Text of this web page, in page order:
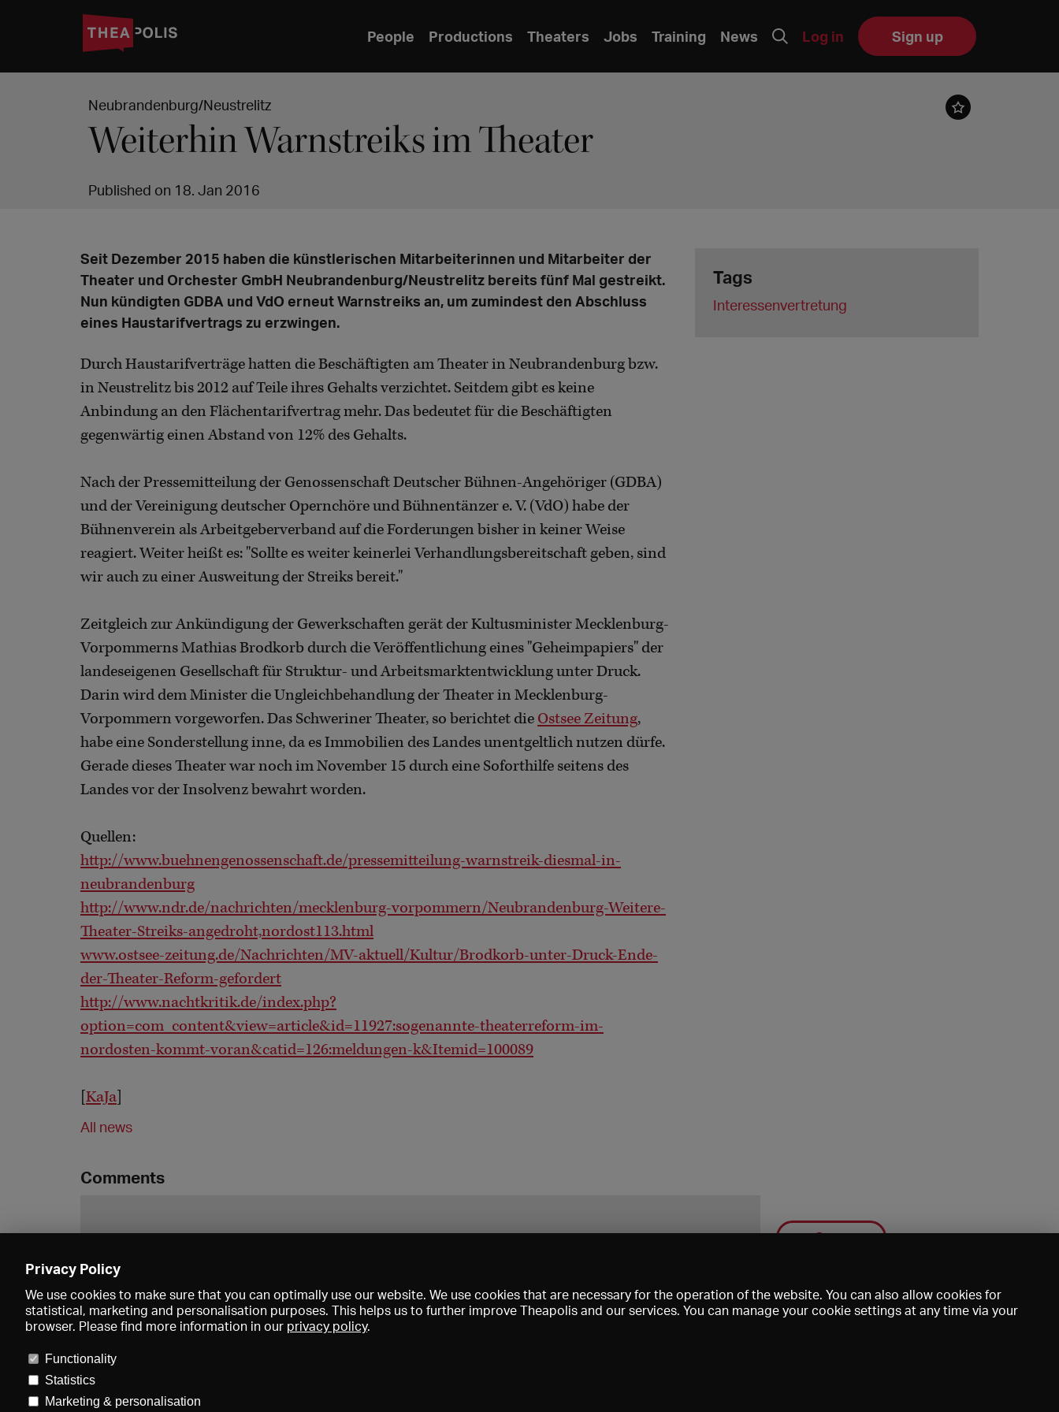
People Productions Theaters Jobs Training News Log in Sign up
Neubrandenburg/Neustrelitz
Weiterhin Warnstreiks im Theater
Published on 18. Jan 2016
Seit Dezember 2015 haben die künstlerischen Mitarbeiterinnen und Mitarbeiter der
Theater und Orchester GmbH Neubrandenburg/Neustrelitz bereits fünf Mal gestreikt.
Nun kündigten GDBA und VdO erneut Warnstreiks an, um zumindest den Abschluss
eines Haustarifvertrags zu erzwingen.
Durch Haustarifverträge hatten die Beschäftigten am Theater in Neubrandenburg bzw.
in Neustrelitz bis 2012 auf Teile ihres Gehalts verzichtet. Seitdem gibt es keine
Anbindung an den Flächentarifvertrag mehr. Das bedeutet für die Beschäftigten
gegenwärtig einen Abstand von 12% des Gehalts.
Nach der Pressemitteilung der Genossenschaft Deutscher Bühnen-Angehöriger (GDBA)
und der Vereinigung deutscher Opernchöre und Bühnentänzer e. V. (VdO) habe der
Bühnenverein als Arbeitgeberverband auf die Forderungen bisher in keiner Weise
reagiert. Weiter heißt es: "Sollte es weiter keinerlei Verhandlungsbereitschaft geben, sind
wir auch zu einer Ausweitung der Streiks bereit."
Zeitgleich zur Ankündigung der Gewerkschaften gerät der Kultusminister Mecklenburg-
Vorpommerns Mathias Brodkorb durch die Veröffentlichung eines "Geheimpapiers" der
landeseigenen Gesellschaft für Struktur- und Arbeitsmarktentwicklung unter Druck.
Darin wird dem Minister die Ungleichbehandlung der Theater in Mecklenburg-
Vorpommern vorgeworfen. Das Schweriner Theater, so berichtet die Ostsee Zeitung,
habe eine Sonderstellung inne, da es Immobilien des Landes unentgeltlich nutzen dürfe.
Gerade dieses Theater war noch im November 15 durch eine Soforthilfe seitens des
Landes vor der Insolvenz bewahrt worden.
Quellen:
http://www.buehnengenossenschaft.de/pressemitteilung-warnstreik-diesmal-in-
neubrandenburg
http://www.ndr.de/nachrichten/mecklenburg-vorpommern/Neubrandenburg-Weitere-
Theater-Streiks-angedroht,nordost113.html
www.ostsee-zeitung.de/Nachrichten/MV-aktuell/Kultur/Brodkorb-unter-Druck-Ende-
der-Theater-Reform-gefordert
http://www.nachtkritik.de/index.php?
option=com_content&view=article&id=11927:sogenannte-theaterreform-im-
nordosten-kommt-voran&catid=126:meldungen-k&Itemid=100089
KaJa
All news
Tags
Interessenvertretung
Comments
Save
Privacy Policy
We use cookies to make sure that you can optimally use our website. We use cookies that are necessary for the operation of the website. You can also allow cookies for
statistical, marketing and personalisation purposes. This helps us to further improve Theapolis and our services. You can manage your cookie settings at any time via your
browser. Please find more information in our privacy policy.
Functionality
Statistics
Marketing & personalisation